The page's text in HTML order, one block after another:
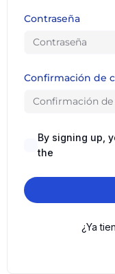
Contraseña
Confirmación de
By signing up,
the
¿Ya